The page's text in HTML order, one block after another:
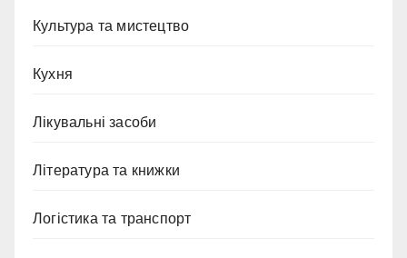
Культура та мистецтво
Кухня
Лікувальні засоби
Література та книжки
Логістика та транспорт